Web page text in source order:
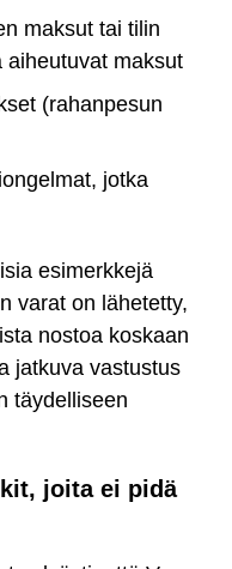
maksut tai tilin
aiheutuvat maksut
(rahanpesun
jotka
esimerkkejä
varat on lähetetty,
nostoa koskaan
jatkuva vastustus
täydelliseen
joita ei pidä